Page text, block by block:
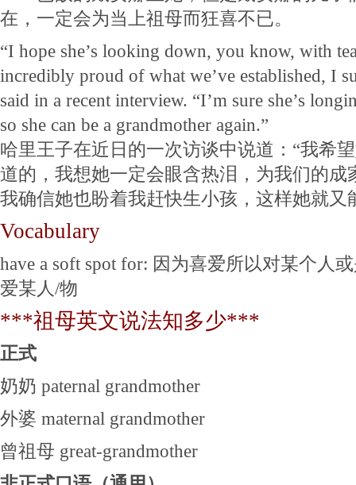
在，一定会为当上祖母而狂喜不已。
“I hope she’s looking down, you know, with
incredibly proud of what we’ve established, I
said in a recent interview. “I’m sure she’s
so she can be a grandmother again.”
哈里王子在近日的一次访谈中说道：“我希
道的，我想她一定会眼含热泪，为我们的成
我确信她也盼着我赶快生小孩，这样她就又
Vocabulary
have a soft spot for: 因为喜爱所以对某个人
爱某人/物
***祖母英文说法知多少***
正式
奶奶 paternal grandmother
外婆 maternal grandmother
曾祖母 great-grandmother